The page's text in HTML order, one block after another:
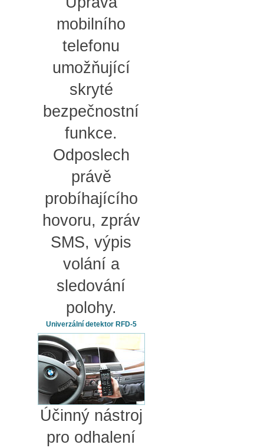
mobilního
telefonu
umožňující
skryté
bezpečnostní
funkce.
Odposlech
právě
probíhajícího
hovoru, zpráv
SMS, výpis
volání a
sledování
polohy.
Univerzální detektor RFD-5
Účinný nástroj
pro odhalení